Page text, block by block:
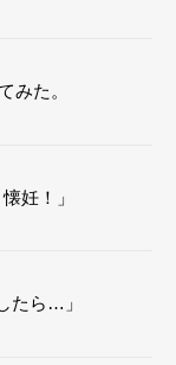
みた。
妊！」
たら…」